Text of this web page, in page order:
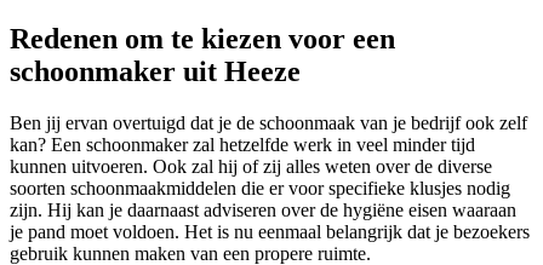
Redenen om te kiezen voor een
schoonmaker uit Heeze
Ben jij ervan overtuigd dat je de schoonmaak van je bedrijf ook zelf
kan? Een schoonmaker zal hetzelfde werk in veel minder tijd
kunnen uitvoeren. Ook zal hij of zij alles weten over de diverse
soorten schoonmaakmiddelen die er voor specifieke klusjes nodig
zijn. Hij kan je daarnaast adviseren over de hygiëne eisen waaraan
je pand moet voldoen. Het is nu eenmaal belangrijk dat je bezoekers
gebruik kunnen maken van een propere ruimte.